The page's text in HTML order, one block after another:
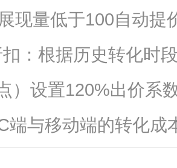
现量低于100自动
：根据历史转化时
）设置120%出价系
端与移动端的转化成